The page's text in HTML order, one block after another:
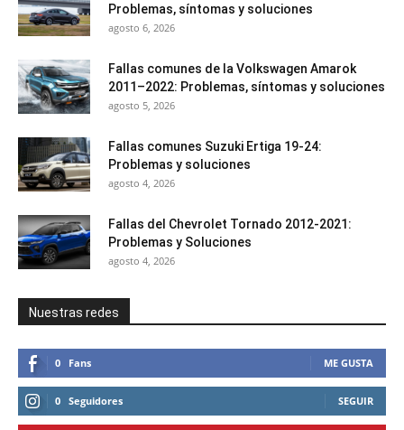
Problemas, síntomas y soluciones
agosto 6, 2026
Fallas comunes de la Volkswagen Amarok
2011–2022: Problemas, síntomas y soluciones
agosto 5, 2026
Fallas comunes Suzuki Ertiga 19-24:
Problemas y soluciones
agosto 4, 2026
Fallas del Chevrolet Tornado 2012-2021:
Problemas y Soluciones
agosto 4, 2026
Nuestras redes
0 Fans ME GUSTA
0 Seguidores SEGUIR